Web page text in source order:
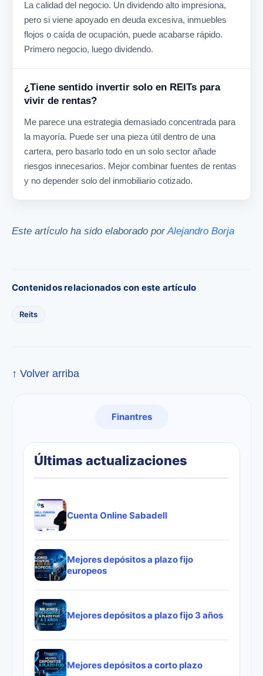
La calidad del negocio. Un dividendo alto impresiona,
pero si viene apoyado en deuda excesiva, inmuebles
flojos o caída de ocupación, puede acabarse rápido.
Primero negocio, luego dividendo.
¿Tiene sentido invertir solo en REITs para
vivir de rentas?
Me parece una estrategia demasiado concentrada para
la mayoría. Puede ser una pieza útil dentro de una
cartera, pero basarlo todo en un solo sector añade
riesgos innecesarios. Mejor combinar fuentes de rentas
y no depender solo del inmobiliario cotizado.
Este artículo ha sido elaborado porAlejandro Borja
Contenidos relacionados con este artículo
Reits
↑ Volver arriba
Finantres
Últimas actualizaciones
Cuenta Online Sabadell
Mejores depósitos a plazo fijo
europeos
Mejores depósitos a plazo fijo 3 años
Mejores depósitos a corto plazo